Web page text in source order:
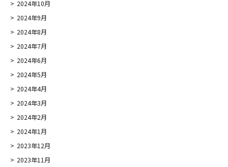
2024年10月
2024年9月
2024年8月
2024年7月
2024年6月
2024年5月
2024年4月
2024年3月
2024年2月
2024年1月
2023年12月
2023年11月